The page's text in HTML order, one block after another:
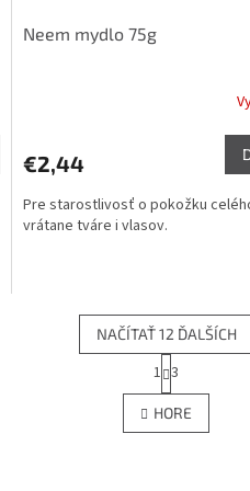
Neem mydlo 75g
€2,44
Pre starostlivosť o pokožku
vrátane tváre i vlasov.
O
v
l
NAČÍTAŤ 12 ĎALŠÍCH
S
t
r
á
n
1 3
HORE